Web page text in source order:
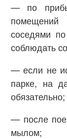
— по
помещений
соседями
соблюдать
— если не
парке, на
обязательно;
— после
мылом;